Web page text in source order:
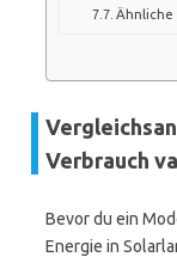
Ähnliche
Verbrauch
Bevor du ein
Energie in